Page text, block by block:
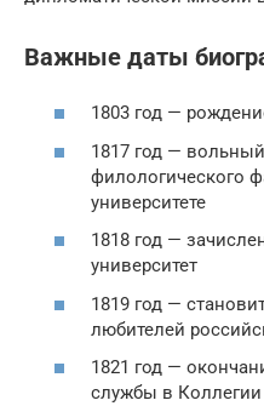
Важные даты
1803 год —
1817 год —
филологического
университете
1818 год —
университет
1819 год —
любителей
1821 год —
службы в